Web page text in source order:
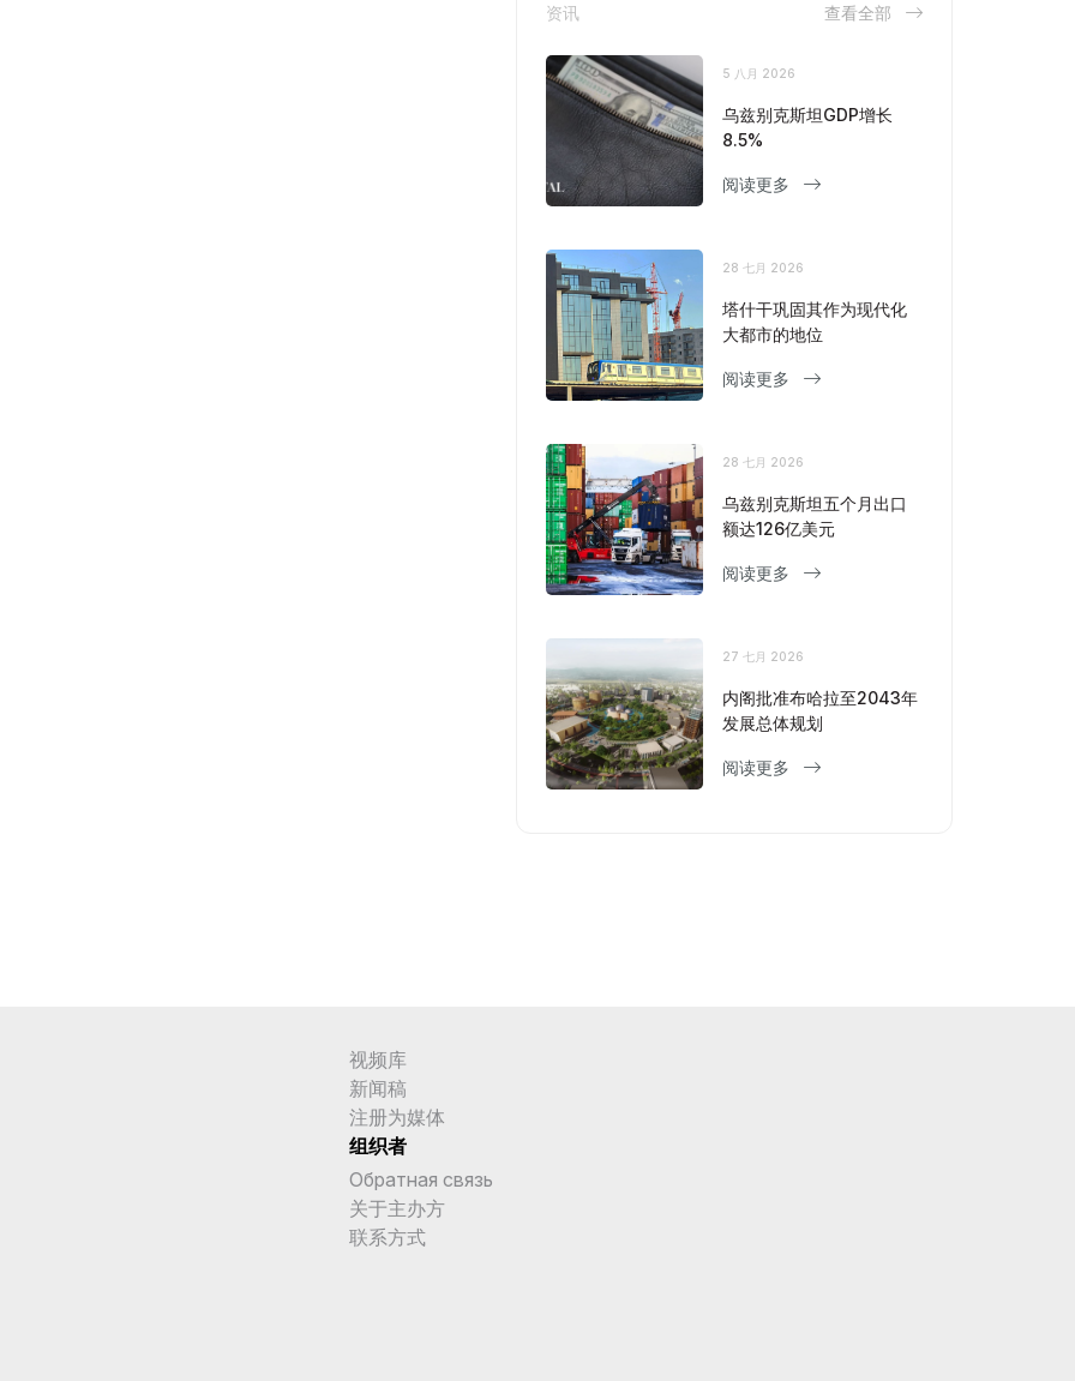
资讯 查看全部
5 八月 2026
乌兹别克斯坦GDP增长
8.5%
阅读更多
28 七月 2026
塔什干巩固其作为现代化
大都市的地位
阅读更多
28 七月 2026
乌兹别克斯坦五个月出口
额达126亿美元
阅读更多
27 七月 2026
内阁批准布哈拉至2043年
发展总体规划
阅读更多
视频库
新闻稿
注册为媒体
组织者
Обратная связь
关于主办方
联系方式